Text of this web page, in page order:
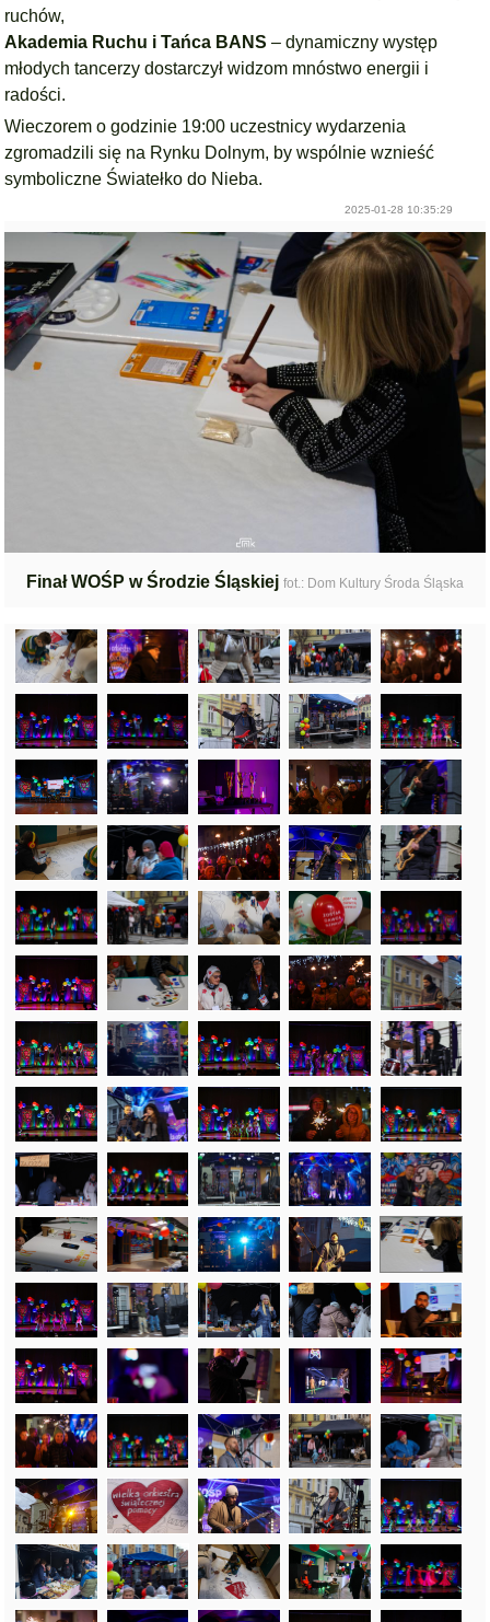
ruchów,
Akademia Ruchu i Tańca BANS – dynamiczny występ
młodych tancerzy dostarczył widzom mnóstwo energii i
radości.
Wieczorem o godzinie 19:00 uczestnicy wydarzenia
zgromadzili się na Rynku Dolnym, by wspólnie wznieść
symboliczne Światełko do Nieba.
2025-01-28 10:35:29
Finał WOŚP w Środzie Śląskiej fot.: Dom Kultury Środa Śląska